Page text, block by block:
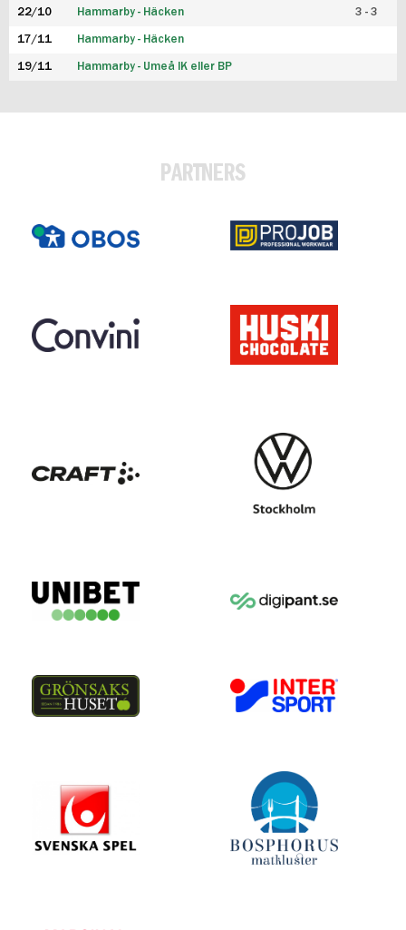
22/10 Hammarby - Häcken 3 - 3
17/11 Hammarby - Häcken
19/11 Hammarby - Umeå IK eller BP
PARTNERS